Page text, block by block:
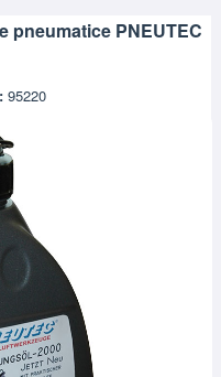
pneumatice PNEUTEC
95220